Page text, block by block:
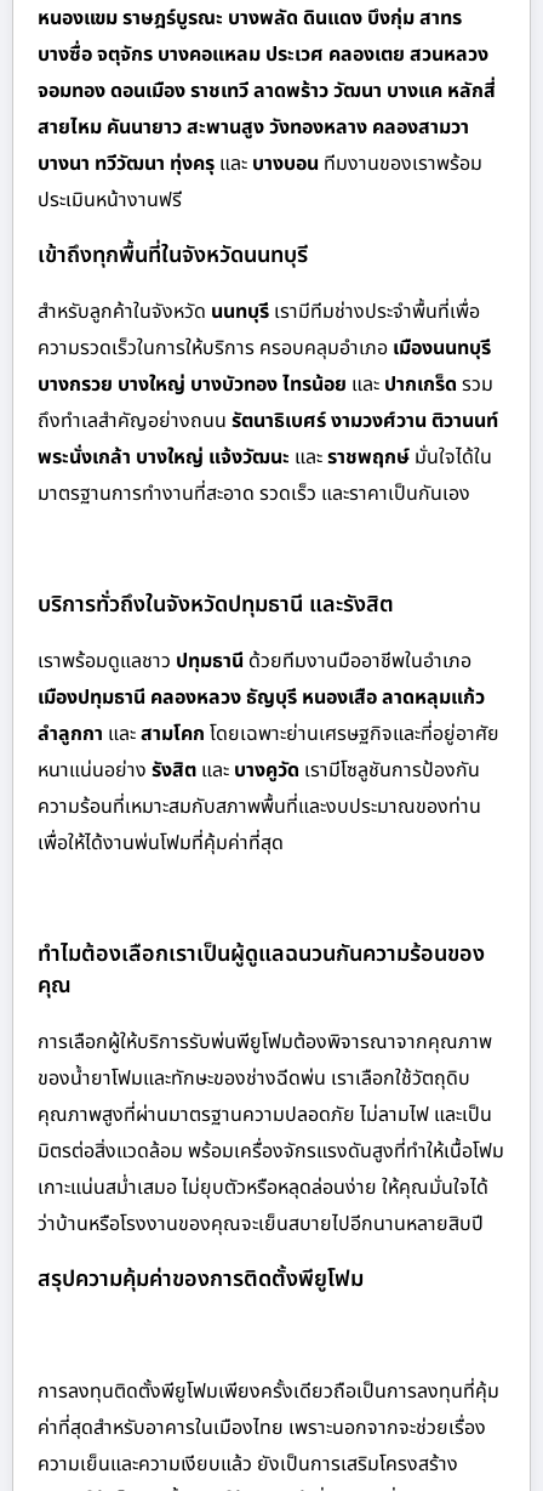
หนองแขม ราษฎร์บูรณะ บางพลัด ดินแดง บึงกุ่ม สาทร
บางซื่อ จตุจักร บางคอแหลม ประเวศ คลองเตย สวนหลวง
จอมทอง ดอนเมือง ราชเทวี ลาดพร้าว วัฒนา บางแค หลักสี่
สายไหม คันนายาว สะพานสูง วังทองหลาง คลองสามวา
บางนา ทวีวัฒนา ทุ่งครุ และ บางบอน ทีมงานของเราพร้อม
ประเมินหน้างานฟรี
เข้าถึงทุกพื้นที่ในจังหวัดนนทบุรี
สำหรับลูกค้าในจังหวัด นนทบุรี เรามีทีมช่างประจำพื้นที่เพื่อ
ความรวดเร็วในการให้บริการ ครอบคลุมอำเภอ เมืองนนทบุรี
บางกรวย บางใหญ่ บางบัวทอง ไทรน้อย และ ปากเกร็ด รวม
ถึงทำเลสำคัญอย่างถนน รัตนาธิเบศร์ งามวงศ์วาน ติวานนท์
พระนั่งเกล้า บางใหญ่ แจ้งวัฒนะ และราชพฤกษ์ มั่นใจได้ใน
มาตรฐานการทำงานที่สะอาด รวดเร็ว และราคาเป็นกันเอง
บริการทั่วถึงในจังหวัดปทุมธานี และรังสิต
เราพร้อมดูแลชาว ปทุมธานี ด้วยทีมงานมืออาชีพในอำเภอ
เมืองปทุมธานี คลองหลวง ธัญบุรี หนองเสือ ลาดหลุมแก้ว
ลำลูกกา และสามโคก โดยเฉพาะย่านเศรษฐกิจและที่อยู่อาศัย
หนาแน่นอย่าง รังสิต และ บางคูวัด เรามีโซลูชันการป้องกัน
ความร้อนที่เหมาะสมกับสภาพพื้นที่และงบประมาณของท่าน
เพื่อให้ได้งานพ่นโฟมที่คุ้มค่าที่สุด
ทำไมต้องเลือกเราเป็นผู้ดูแลฉนวนกันความร้อนของ
คุณ
การเลือกผู้ให้บริการรับพ่นพียูโฟมต้องพิจารณาจากคุณภาพ
ของน้ำยาโฟมและทักษะของช่างฉีดพ่น เราเลือกใช้วัตถุดิบ
คุณภาพสูงที่ผ่านมาตรฐานความปลอดภัย ไม่ลามไฟ และเป็น
มิตรต่อสิ่งแวดล้อม พร้อมเครื่องจักรแรงดันสูงที่ทำให้เนื้อโฟม
เกาะแน่นสม่ำเสมอ ไม่ยุบตัวหรือหลุดล่อนง่าย ให้คุณมั่นใจได้
ว่าบ้านหรือโรงงานของคุณจะเย็นสบายไปอีกนานหลายสิบปี
สรุปความคุ้มค่าของการติดตั้งพียูโฟม
การลงทุนติดตั้งพียูโฟมเพียงครั้งเดียวถือเป็นการลงทุนที่คุ้ม
ค่าที่สุดสำหรับอาคารในเมืองไทย เพราะนอกจากจะช่วยเรื่อง
ความเย็นและความเงียบแล้ว ยังเป็นการเสริมโครงสร้าง